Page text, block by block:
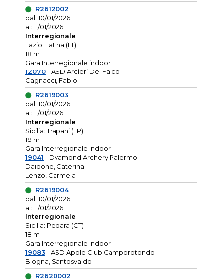
R2612002
dal: 10/01/2026
al: 11/01/2026
Interregionale
Lazio: Latina (LT)
18 m
Gara Interregionale indoor
12070- ASD Arcieri Del Falco
Cagnacci, Fabio
R2619003
dal: 10/01/2026
al: 11/01/2026
Interregionale
Sicilia: Trapani (TP)
18 m
Gara Interregionale indoor
19041 - Dyamond Archery Palermo
Daidone, Caterina
Lenzo, Carmela
R2619004
dal: 10/01/2026
al: 11/01/2026
Interregionale
Sicilia: Pedara (CT)
18 m
Gara Interregionale indoor
19083- ASD Apple Club Camporotondo
Blogna, Santosvaldo
R2620002